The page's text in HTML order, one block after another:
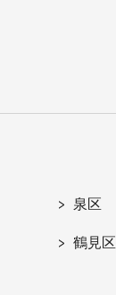
泉区
鶴見区